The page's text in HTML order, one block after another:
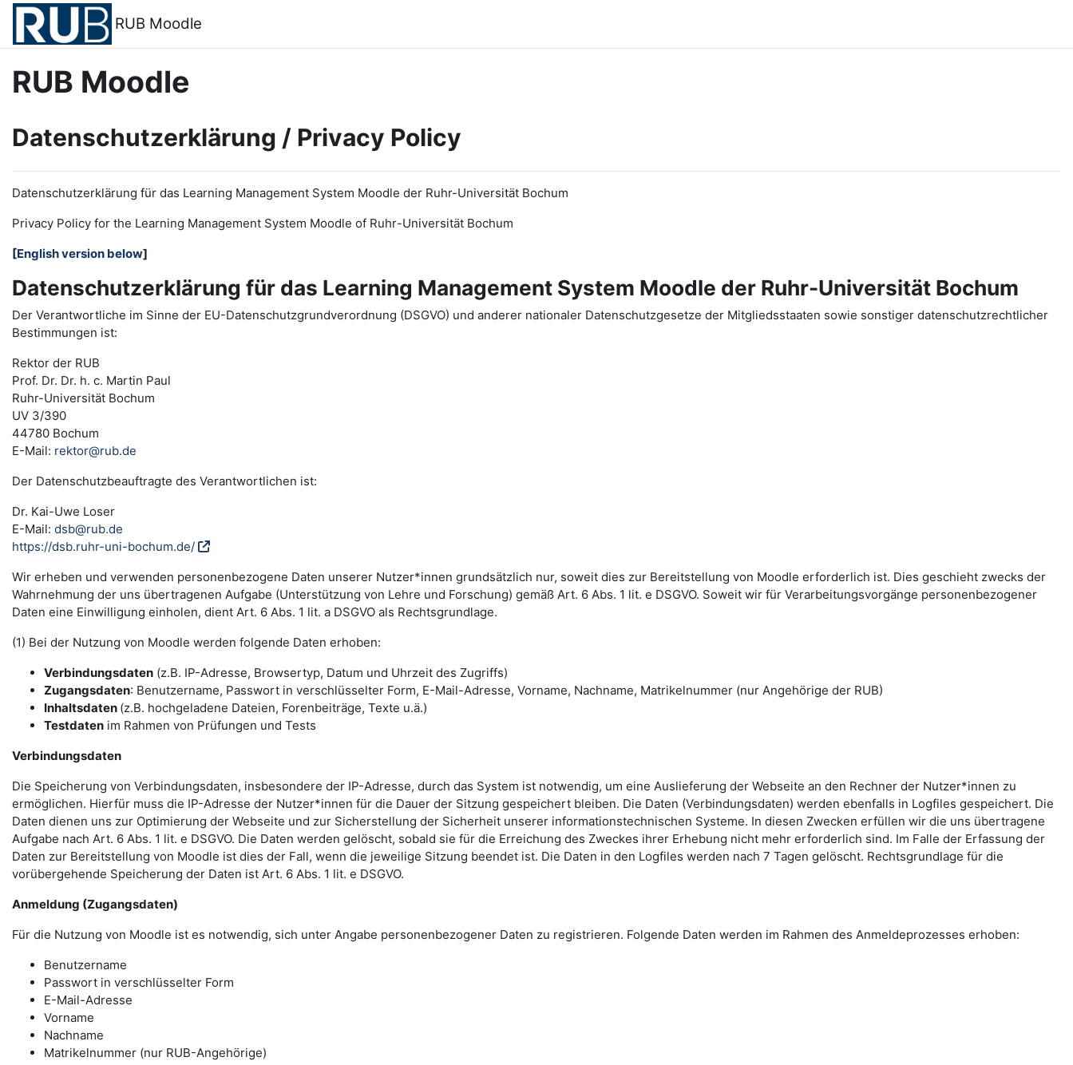
メインコンテンツへスキップする
RUB Moodle
RUB Moodle
Datenschutzerklärung / Privacy Policy
Datenschutzerklärung für das Learning Management System Moodle der Ruhr-Universität Bochum
Privacy Policy for the Learning Management System Moodle of Ruhr-Universität Bochum
[English version below]
Datenschutzerklärung für das Learning Management System Moodle der Ruhr-Universität Bochum
Der Verantwortliche im Sinne der EU-Datenschutzgrundverordnung (DSGVO) und anderer nationaler Datenschutzgesetze der Mitgliedsstaaten sowie sonstiger datenschutzrechtlicher
Bestimmungen ist:
Rektor der RUB
Prof. Dr. Dr. h. c. Martin Paul
Ruhr-Universität Bochum
UV 3/390
44780 Bochum
E-Mail: rektor@rub.de
Der Datenschutzbeauftragte des Verantwortlichen ist:
Dr. Kai-Uwe Loser
E-Mail: dsb@rub.de
https://dsb.ruhr-uni-bochum.de/
Wir erheben und verwenden personenbezogene Daten unserer Nutzer*innen grundsätzlich nur, soweit dies zur Bereitstellung von Moodle erforderlich ist. Dies geschieht zwecks der
Wahrnehmung der uns übertragenen Aufgabe (Unterstützung von Lehre und Forschung) gemäß Art. 6 Abs. 1 lit. e DSGVO. Soweit wir für Verarbeitungsvorgänge personenbezogener
Daten eine Einwilligung einholen, dient Art. 6 Abs. 1 lit. a DSGVO als Rechtsgrundlage.
(1) Bei der Nutzung von Moodle werden folgende Daten erhoben:
Verbindungsdaten (z.B. IP-Adresse, Browsertyp, Datum und Uhrzeit des Zugriffs)
Zugangsdaten: Benutzername, Passwort in verschlüsselter Form, E-Mail-Adresse, Vorname, Nachname, Matrikelnummer (nur Angehörige der RUB)
Inhaltsdaten (z.B. hochgeladene Dateien, Forenbeiträge, Texte u.ä.)
Testdaten im Rahmen von Prüfungen und Tests
Verbindungsdaten
Die Speicherung von Verbindungsdaten, insbesondere der IP-Adresse, durch das System ist notwendig, um eine Auslieferung der Webseite an den Rechner der Nutzer*innen zu
ermöglichen. Hierfür muss die IP-Adresse der Nutzer*innen für die Dauer der Sitzung gespeichert bleiben. Die Daten (Verbindungsdaten) werden ebenfalls in Logfiles gespeichert. Die
Daten dienen uns zur Optimierung der Webseite und zur Sicherstellung der Sicherheit unserer informationstechnischen Systeme. In diesen Zwecken erfüllen wir die uns übertragene
Aufgabe nach Art. 6 Abs. 1 lit. e DSGVO. Die Daten werden gelöscht, sobald sie für die Erreichung des Zweckes ihrer Erhebung nicht mehr erforderlich sind. Im Falle der Erfassung der
Daten zur Bereitstellung von Moodle ist dies der Fall, wenn die jeweilige Sitzung beendet ist. Die Daten in den Logfiles werden nach 7 Tagen gelöscht. Rechtsgrundlage für die
vorübergehende Speicherung der Daten ist Art. 6 Abs. 1 lit. e DSGVO.
Anmeldung (Zugangsdaten)
Für die Nutzung von Moodle ist es notwendig, sich unter Angabe personenbezogener Daten zu registrieren. Folgende Daten werden im Rahmen des Anmeldeprozesses erhoben:
Benutzername
Passwort in verschlüsselter Form
E-Mail-Adresse
Vorname
Nachname
Matrikelnummer (nur RUB-Angehörige)